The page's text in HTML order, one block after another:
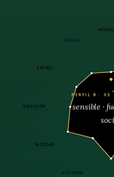
ACTIVIDAD
SACIEDAD
NUTRICIÓN
HÁBITOS
SOCIAL
PERFIL B · 02
sensible ·